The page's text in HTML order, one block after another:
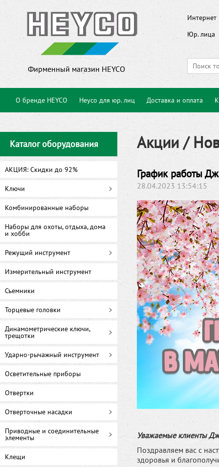
Фирменный магазин HEYCO
Интернет
Юр. лица
О бренде HEYCO Heyco для юр. лиц Доставка и оплата
Каталог оборудования
АКЦИЯ: Скидки до 92%
Ключи
Комбинированные наборы
Наборы для охоты, отдыха, дома
и хобби
Режущий инструмент
Измерительный инструмент
Съемники
Торцевые головки
Динамометрические ключи,
трещотки
Ударно-рычажный инструмент
Осветительные приборы
Отвертки
Отверточные насадки
Приводные и соединительные
элементы
Клещи
Акции /
График работы
28.04.2023 13:54:15
Уважаемые клиенты
Поздравляем вас с
здоровья и